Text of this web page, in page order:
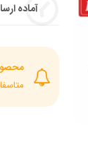
آماده